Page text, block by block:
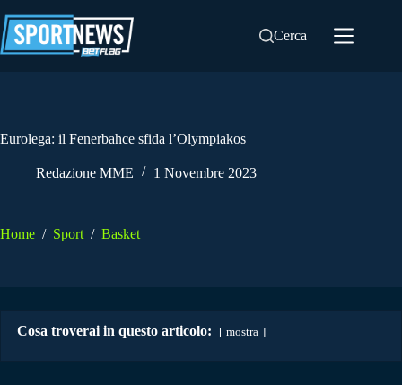
al
contenuto
Cerca
Eurolega: il Fenerbahce sfida l’Olympiakos
Redazione MME 1 Novembre 2023
Home / Sport / Basket
Cosa troverai in questo articolo: mostra